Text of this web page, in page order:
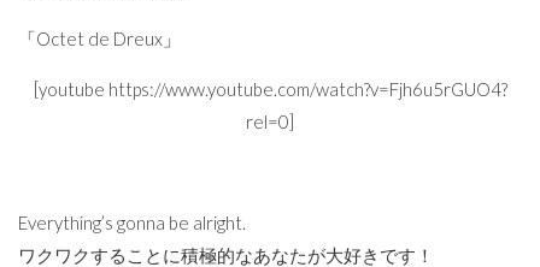
「Octet de Dreux」
[youtube https://www.youtube.com/watch?v=Fjh6u5rGUO4?
rel=0]
Everything’s gonna be alright.
ワクワクすることに積極的なあなたが大好きです！